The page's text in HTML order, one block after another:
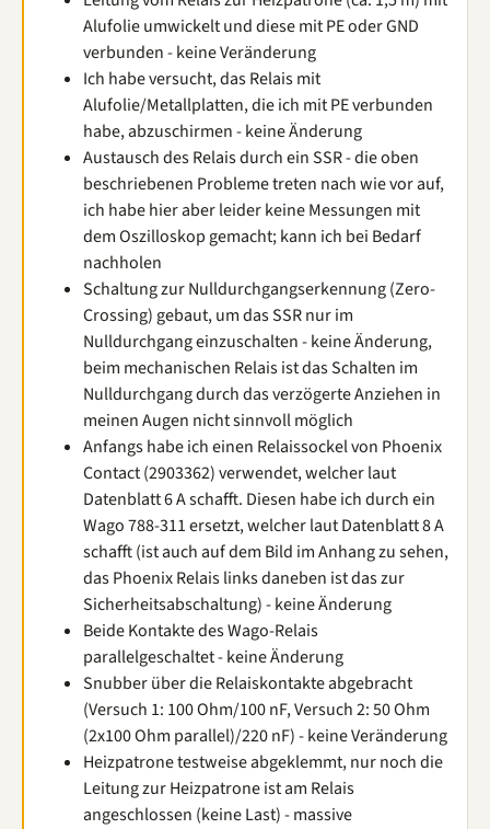
Alufolie umwickelt und diese mit PE oder GND
verbunden - keine Veränderung
Ich habe versucht, das Relais mit
Alufolie/Metallplatten, die ich mit PE verbunden
habe, abzuschirmen - keine Änderung
Austausch des Relais durch ein SSR - die oben
beschriebenen Probleme treten nach wie vor auf,
ich habe hier aber leider keine Messungen mit
dem Oszilloskop gemacht; kann ich bei Bedarf
nachholen
Schaltung zur Nulldurchgangserkennung (Zero-
Crossing) gebaut, um das SSR nur im
Nulldurchgang einzuschalten - keine Änderung,
beim mechanischen Relais ist das Schalten im
Nulldurchgang durch das verzögerte Anziehen in
meinen Augen nicht sinnvoll möglich
Anfangs habe ich einen Relaissockel von Phoenix
Contact (2903362) verwendet, welcher laut
Datenblatt 6 A schafft. Diesen habe ich durch ein
Wago 788-311 ersetzt, welcher laut Datenblatt 8 A
schafft (ist auch auf dem Bild im Anhang zu sehen,
das Phoenix Relais links daneben ist das zur
Sicherheitsabschaltung) - keine Änderung
Beide Kontakte des Wago-Relais
parallelgeschaltet - keine Änderung
Snubber über die Relaiskontakte abgebracht
(Versuch 1: 100 Ohm/100 nF, Versuch 2: 50 Ohm
(2x100 Ohm parallel)/220 nF) - keine Veränderung
Heizpatrone testweise abgeklemmt, nur noch die
Leitung zur Heizpatrone ist am Relais
angeschlossen (keine Last) - massive